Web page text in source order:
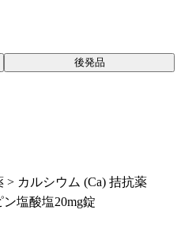
後発品
> カルシウム (Ca) 拮抗薬
塩酸塩20mg錠